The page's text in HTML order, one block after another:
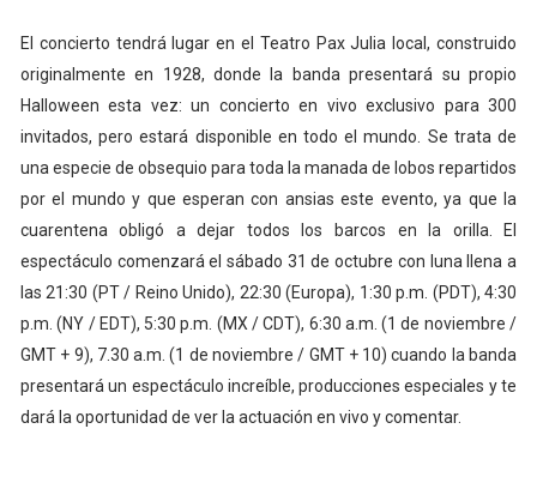
El concierto tendrá lugar en el Teatro Pax Julia local, construido
originalmente en 1928, donde la banda presentará su propio
Halloween esta vez: un concierto en vivo exclusivo para 300
invitados, pero estará disponible en todo el mundo. Se trata de
una especie de obsequio para toda la manada de lobos repartidos
por el mundo y que esperan con ansias este evento, ya que la
cuarentena obligó a dejar todos los barcos en la orilla. El
espectáculo comenzará el sábado 31 de octubre con luna llena a
las 21:30 (PT / Reino Unido), 22:30 (Europa), 1:30 p.m. (PDT), 4:30
p.m. (NY / EDT), 5:30 p.m. (MX / CDT), 6:30 a.m. (1 de noviembre /
GMT + 9), 7.30 a.m. (1 de noviembre / GMT + 10) cuando la banda
presentará un espectáculo increíble, producciones especiales y te
dará la oportunidad de ver la actuación en vivo y comentar.